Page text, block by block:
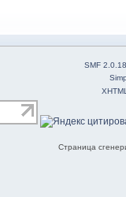
SMF 2.0.18
Страница